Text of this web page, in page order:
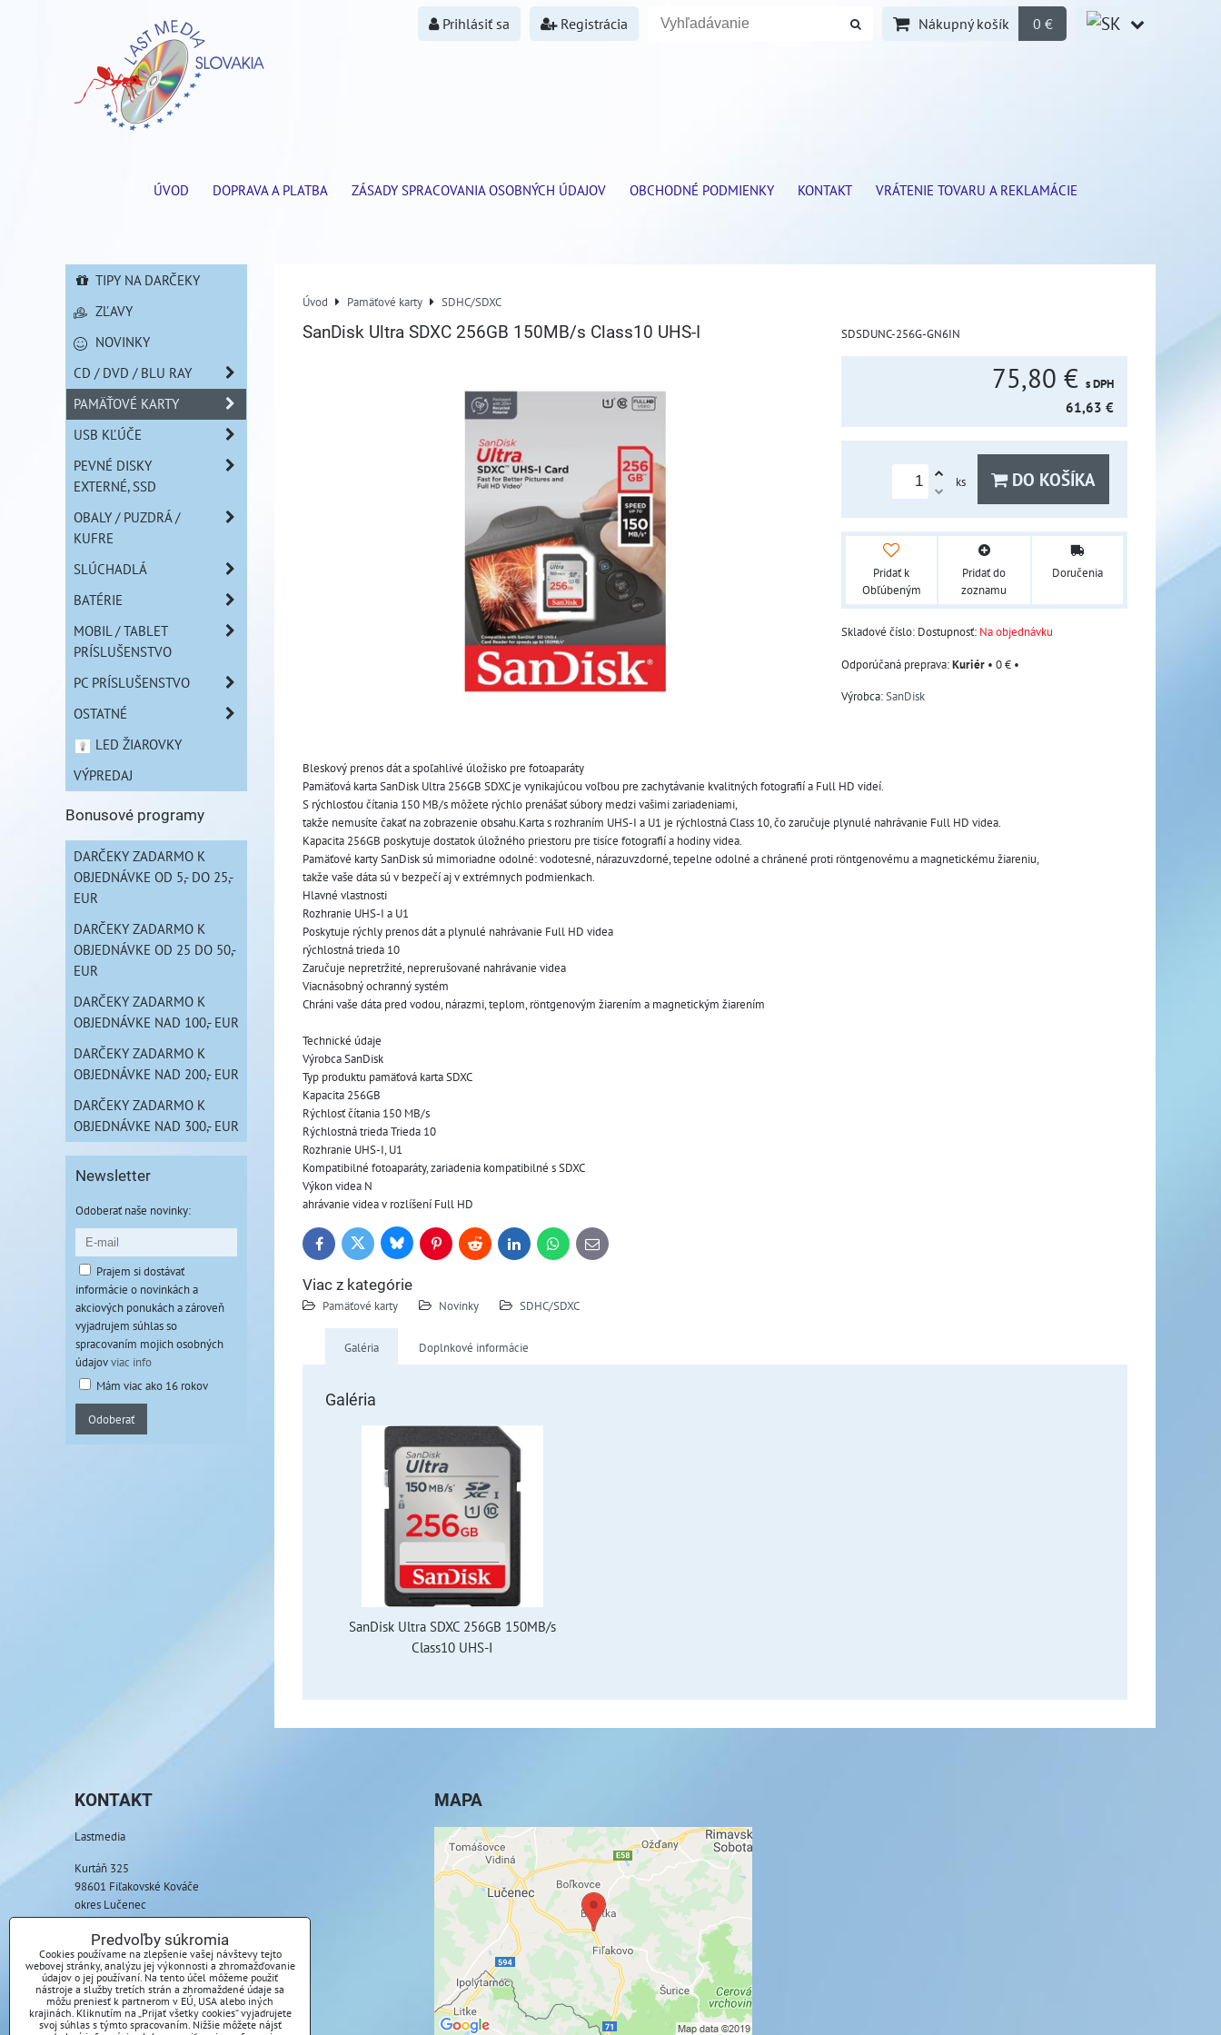
Prihlásiť sa Registrácia Nákupný košík 0 €
ÚVOD DOPRAVA A PLATBA ZÁSADY SPRACOVANIA OSOBNÝCH ÚDAJOV OBCHODNÉ PODMIENKY KONTAKT VRÁTENIE TOVARU A REKLAMÁCIE
Úvod Pamäťové karty SDHC/SDXC
SanDisk Ultra SDXC 256GB 150MB/s Class10 UHS-I SDSDUNC-256G-GN6IN
75,80 € s DPH
61,63 €
ks DO KOŠÍKA
Pridať k
Obľúbeným
Pridať do
zoznamu
Doručenia
Skladové číslo: Dostupnosť: Na objednávku
Kuriér • 0 € •
Výrobca:SanDisk
Bleskový prenos dát a spoľahlivé úložisko pre fotoaparáty
Pamäťová karta SanDisk Ultra 256GB SDXC je vynikajúcou voľbou pre zachytávanie kvalitných fotografií a Full HD videí.
S rýchlosťou čítania 150 MB/s môžete rýchlo prenášať súbory medzi vašimi zariadeniami,
takže nemusíte čakať na zobrazenie obsahu.Karta s rozhraním UHS-I a U1 je rýchlostná Class 10, čo zaručuje plynulé nahrávanie Full HD videa.
Kapacita 256GB poskytuje dostatok úložného priestoru pre tisíce fotografií a hodiny videa.
Pamäťové karty SanDisk sú mimoriadne odolné: vodotesné, nárazuvzdorné, tepelne odolné a chránené proti röntgenovému a magnetickému žiareniu,
takže vaše dáta sú v bezpečí aj v extrémnych podmienkach.
Hlavné vlastnosti
Rozhranie UHS-I a U1
Poskytuje rýchly prenos dát a plynulé nahrávanie Full HD videa
rýchlostná trieda 10
Zaručuje nepretržité, neprerušované nahrávanie videa
Viacnásobný ochranný systém
Chráni vaše dáta pred vodou, nárazmi, teplom, röntgenovým žiarením a magnetickým žiarením
Technické údaje
Výrobca SanDisk
Typ produktu pamäťová karta SDXC
Kapacita 256GB
Rýchlosť čítania 150 MB/s
Rýchlostná trieda Trieda 10
Rozhranie UHS-I, U1
Kompatibilné fotoaparáty, zariadenia kompatibilné s SDXC
Výkon videa N
ahrávanie videa v rozlíšení Full HD
FacebookTwitter BlueskyPinterestReddit LinkedInWhatsApp
E-
mail
Viac z kategórie
Pamäťové karty Novinky SDHC/SDXC
Galéria Doplnkové informácie
Galéria
SanDisk Ultra SDXC 256GB 150MB/s
Class10 UHS-I
TIPY NA DARČEKY
ZĽAVY
NOVINKY
CD / DVD / BLU RAY
PAMÄŤOVÉ KARTY
USB KĽÚČE
PEVNÉ DISKY
EXTERNÉ, SSD
OBALY / PUZDRÁ /
KUFRE
SLÚCHADLÁ
BATÉRIE
MOBIL / TABLET
PRÍSLUŠENSTVO
PC PRÍSLUŠENSTVO
OSTATNÉ
LED ŽIAROVKY
VÝPREDAJ
Bonusové programy
DARČEKY ZADARMO K
OBJEDNÁVKE OD 5,- DO 25,-
EUR
DARČEKY ZADARMO K
OBJEDNÁVKE OD 25 DO 50,-
EUR
DARČEKY ZADARMO K
OBJEDNÁVKE NAD 100,- EUR
DARČEKY ZADARMO K
OBJEDNÁVKE NAD 200,- EUR
DARČEKY ZADARMO K
OBJEDNÁVKE NAD 300,- EUR
Newsletter
Odoberať naše novinky:
Prajem si dostávať
informácie o novinkách a
akciových ponukách a zároveň
vyjadrujem súhlas so
spracovaním mojich osobných
údajovviac info
Mám viac ako 16 rokov
Odoberať
KONTAKT
Lastmedia
Kurtáň 325
98601 Fiľakovské Kováče
okres Lučenec
Telefón:
+421 917 085 369
E-mail:
info@lastmedia.sk
MAPA
Externý obsah je blokovaný Voľbami
súkromia
Prajete si načítať externý obsah?
Povoliť tentokrát
Povoliť a zapamätať - súhlas s druhom cookie:
Funkčné
Predvoľby súkromia
Cookies používame na zlepšenie vašej návštevy tejto
webovej stránky, analýzu jej výkonnosti a zhromažďovanie
údajov o jej používaní. Na tento účel môžeme použiť
nástroje a služby tretích strán a zhromaždené údaje sa
môžu preniesť k partnerom v EÚ, USA alebo iných
krajinách. Kliknutím na „Prijať všetky cookies“ vyjadrujete
svoj súhlas s týmto spracovaním. Nižšie môžete nájsť